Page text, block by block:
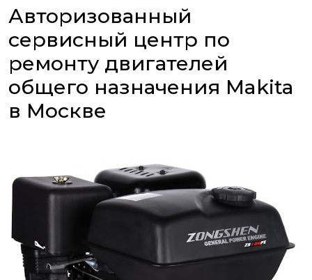
Авторизованный
сервисный центр по
ремонту двигателей
общего назначения Makita
в Москве